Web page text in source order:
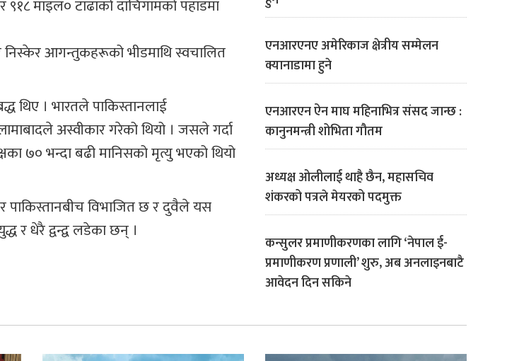
माइल० टाढाको दाचिगामको पहाडमा
आगन्तुकहरूको भीडमाथि स्वचालित
थिए । भारतले पाकिस्तानलाई
अस्वीकार गरेको थियो । जसले गर्दा
७० भन्दा बढी मानिसको मृत्यु भएको थियो
पाकिस्तानबीच विभाजित छ र दुवैले यस
र धेरै द्वन्द्व लडेका छन् ।
एनआरएनए अमेरिकाज क्षेत्रीय सम्मेलन
क्यानाडामा हुने
एनआरएन ऐन माघ महिनाभित्र संसद जान्छ :
कानुनमन्त्री शोभिता गौतम
अध्यक्ष ओलीलाई थाहै छैन, महासचिव
शंकरको पत्रले मेयरको पदमुक्त
कन्सुलर प्रमाणीकरणका लागि ‘नेपाल ई-
प्रमाणीकरण प्रणाली’ शुरु, अब अनलाइनबाटै
आवेदन दिन सकिने